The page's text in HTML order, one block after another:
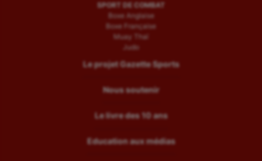
SPORT DE COMBAT
Boxe Anglaise
Boxe Française
Muay Thaï
Judo
Le projet Gazette Sports
Nous soutenir
Le livre des 10 ans
Education aux médias